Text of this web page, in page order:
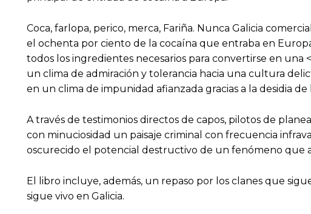
Coca, farlopa, perico, merca, Fariña. Nunca Galicia
el ochenta por ciento de la cocaína que entraba en
todos los ingredientes necesarios para convertirse en una
un clima de admiración y tolerancia hacia una cultura
en un clima de impunidad afianzada gracias a la desidia
A través de testimonios directos de capos, pilotos de
con minuciosidad un paisaje criminal con frecuencia
oscurecido el potencial destructivo de un fenómeno que
El libro incluye, además, un repaso por los clanes que
sigue vivo en Galicia.